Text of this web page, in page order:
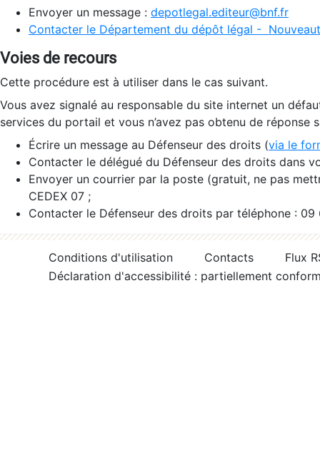
Envoyer un message : depotlegal.editeur@bnf.fr
Contacter le Département du dépôt légal -
Voies de recours
Cette procédure est à utiliser dans le cas suivant.
Vous avez signalé au responsable du site internet un
services du portail et vous n’avez pas obtenu de réponse
Écrire un message au Défenseur des droits (via le
Contacter le délégué du Défenseur des droits dans
Envoyer un courrier par la poste (gratuit, ne pas
CEDEX 07 ;
Contacter le Défenseur des droits par téléphone :
Conditions d'utilisation Contacts
Flux
Déclaration d'accessibilité : partiellement